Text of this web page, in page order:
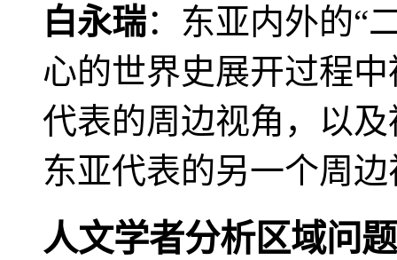
白永瑞：东亚内外的“
心的世界史展开过程
代表的周边视角，以
东亚代表的另一个周
人文学者分析区域问题